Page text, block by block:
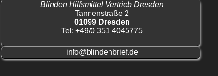
Blinden Hilfsmittel Vertrieb Dresden
Tannenstraße 2
01099 Dresden
Tel: +49/0 351 4045775
info@blindenbrief.de